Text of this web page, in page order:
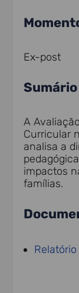
Ex-post
Sumário
A
Curricular
analisa a
impactos
famílias.